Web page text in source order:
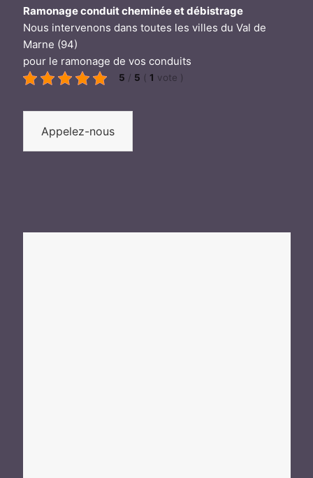
Ramonage conduit cheminée et débistrage
Nous intervenons dans toutes les villes du Val de
Marne (94)
pour le ramonage de vos conduits
5 / 5 ( 1 vote )
Appelez-nous